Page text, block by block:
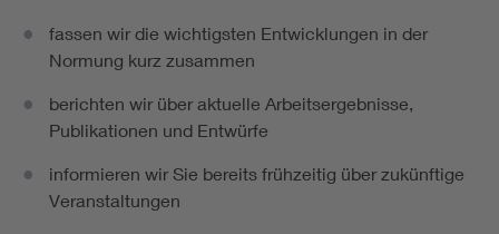
fassen wir die wichtigsten Entwicklungen in der
Normung kurz zusammen
berichten wir über aktuelle Arbeitsergebnisse,
Publikationen und Entwürfe
informieren wir Sie bereits frühzeitig über zukünftige
Veranstaltungen